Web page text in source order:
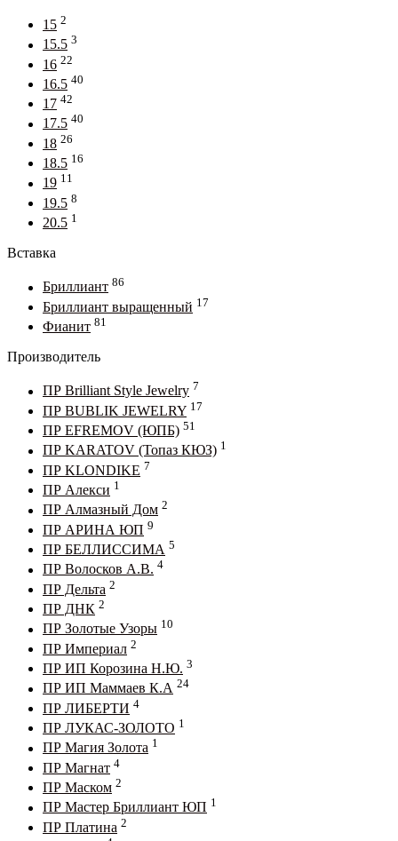
15 2
15.5 3
16 22
16.5 40
17 42
17.5 40
18 26
18.5 16
19 11
19.5 8
20.5 1
Вставка
Бриллиант 86
Бриллиант выращенный 17
Фианит 81
Производитель
ПР Brilliant Style Jewelry 7
ПР BUBLIK JEWELRY 17
ПР EFREMOV (ЮПБ) 51
ПР KARATOV (Топаз КЮЗ) 1
ПР KLONDIKE 7
ПР Алекси 1
ПР Алмазный Дом 2
ПР АРИНА ЮП 9
ПР БЕЛЛИССИМА 5
ПР Волосков А.В. 4
ПР Дельта 2
ПР ДНК 2
ПР Золотые Узоры 10
ПР Империал 2
ПР ИП Корозина Н.Ю. 3
ПР ИП Маммаев К.А 24
ПР ЛИБЕРТИ 4
ПР ЛУКАС-ЗОЛОТО 1
ПР Магия Золота 1
ПР Магнат 4
ПР Маском 2
ПР Мастер Бриллиант ЮП 1
ПР Платина 2